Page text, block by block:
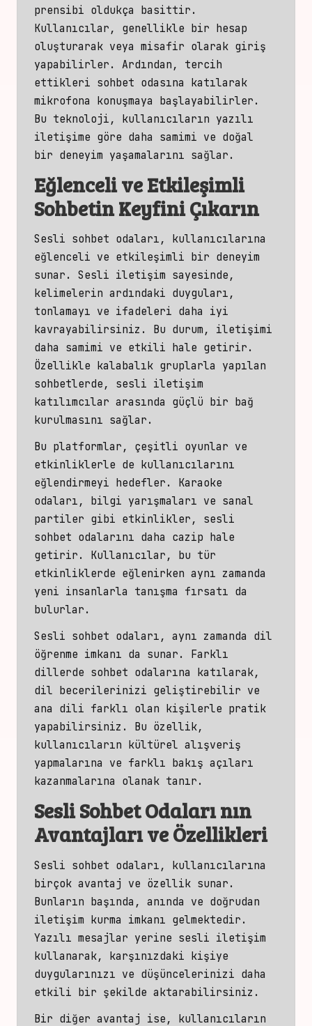
prensibi oldukça basittir.
Kullanıcılar, genellikle bir hesap
oluşturarak veya misafir olarak giriş
yapabilirler. Ardından, tercih
ettikleri sohbet odasına
katılarak
mikrofona konuşmaya başlayabilirler.
Bu teknoloji, kullanıcıların yazılı
iletişime göre daha samimi ve doğal
bir deneyim yaşamalarını sağlar.
Eğlenceli ve Etkileşimli
Sohbetin Keyfini Çıkarın
Sesli sohbet odaları, kullanıcılarına
eğlenceli ve etkileşimli bir deneyim
sunar. Sesli iletişim sayesinde,
kelimelerin ardındaki duyguları,
tonlamayı ve ifadeleri daha iyi
kavrayabilirsiniz. Bu durum, iletişimi
daha samimi ve etkili hale getirir.
Özellikle kalabalık gruplarla yapılan
sohbetlerde, sesli iletişim
katılımcılar arasında güçlü bir bağ
kurulmasını sağlar.
Bu platformlar, çeşitli oyunlar ve
etkinliklerle de kullanıcılarını
eğlendirmeyi hedefler. Karaoke
odaları, bilgi yarışmaları ve sanal
partiler gibi etkinlikler, sesli
sohbet odalarını daha cazip hale
getirir. Kullanıcılar, bu tür
etkinliklerde eğlenirken aynı zamanda
yeni insanlarla tanışma fırsatı da
bulurlar.
Sesli sohbet odaları, aynı zamanda dil
öğrenme imkanı da sunar. Farklı
dillerde sohbet odalarına
katılarak,
dil becerilerinizi geliştirebilir ve
ana dili farklı olan kişilerle pratik
yapabilirsiniz. Bu özellik,
kullanıcıların kültürel alışveriş
yapmalarına ve farklı bakış açıları
kazanmalarına olanak tanır.
Sesli Sohbet Odaları nın
Avantajları ve Özellikleri
Sesli sohbet odaları , kullanıcılarına
birçok avantaj ve özellik sunar.
Bunların başında, anında ve doğrudan
iletişim kurma imkanı gelmektedir.
Yazılı mesajlar yerine sesli iletişim
kullanarak, karşınızdaki kişiye
duygularınızı ve düşüncelerinizi daha
etkili bir şekilde aktarabilirsiniz.
Bir diğer avantaj ise, kullanıcıların